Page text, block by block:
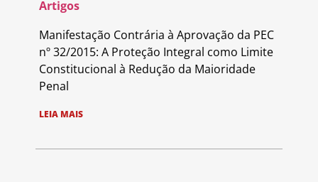
Artigos
Manifestação Contrária à Aprovação da PEC
nº 32/2015: A Proteção Integral como Limite
Constitucional à Redução da Maioridade
Penal
LEIA MAIS